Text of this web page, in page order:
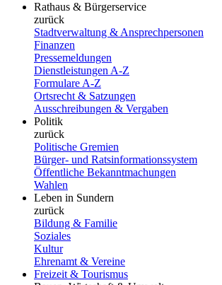
Rathaus & Bürgerservice
zurück
Stadtverwaltung & Ansprechpersonen
Finanzen
Pressemeldungen
Dienstleistungen A-Z
Formulare A-Z
Ortsrecht & Satzungen
Ausschreibungen & Vergaben
Politik
zurück
Politische Gremien
Bürger- und Ratsinformationssystem
Öffentliche Bekanntmachungen
Wahlen
Leben in Sundern
zurück
Bildung & Familie
Soziales
Kultur
Ehrenamt & Vereine
Freizeit & Tourismus